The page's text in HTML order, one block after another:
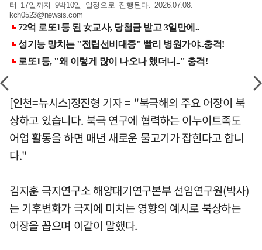
터 17일까지 9박10일 일정으로 진행된다. 2026.07.08.
kch0523@newsis.com
[인천=뉴시스]정진형 기자 = "북극해의 주요 어장이 북
상하고 있습니다. 북극 연구에 협력하는 이누이트족도
어업 활동을 하면 매년 새로운 물고기가 잡힌다고 합니
다."
김지훈 극지연구소 해양대기연구본부 선임연구원(박사)
는 기후변화가 극지에 미치는 영향의 예시로 북상하는
어장을 꼽으며 이같이 말했다.